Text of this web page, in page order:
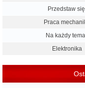
Przedstaw
Praca
Na każdy
Elektronika